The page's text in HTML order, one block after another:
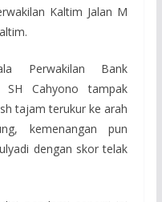
Kaltim Jalan M
Perwakilan Bank
Cahyono tampak
tajam terukur ke arah
kemenangan pun
dengan skor telak